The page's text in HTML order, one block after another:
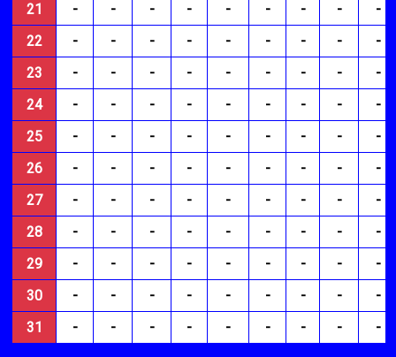
21
- - - - - - - -
-
22
- - - - - - - -
-
23
- - - - - - - -
-
24
- - - - - - - -
-
25
- - - - - - - -
-
26
- - - - - - - -
-
27
- - - - - - - -
-
28
- - - - - - - -
-
29
- - - - - - - -
-
30
- - - - - - - -
-
31
- - - - - - - - -